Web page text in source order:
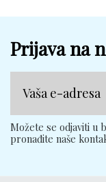
Prijava na
Možete se odjaviti
pronađite naše